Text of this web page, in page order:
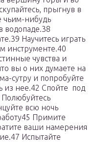
прыгнув в
чьим-нибудь
водопаде.38
Научитесь играть
инструменте.40
чувства и
вы о них думаете на
сутру и попробуйте
из нее.42 Спойте под
всю ночь
Примите
ваши намерения
Испытайте